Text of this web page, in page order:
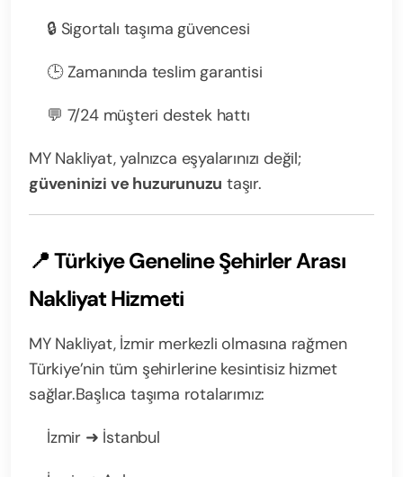
🔒 Sigortalı taşıma güvencesi
🕒 Zamanında teslim garantisi
💬 7/24 müşteri destek hattı
MY Nakliyat, yalnızca eşyalarınızı değil;
güveninizi ve huzurunuzu taşır.
📍 Türkiye Geneline Şehirler Arası
Nakliyat Hizmeti
MY Nakliyat, İzmir merkezli olmasına rağmen
Türkiye’nin tüm şehirlerine kesintisiz hizmet
sağlar.Başlıca taşıma rotalarımız:
İzmir ➜ İstanbul